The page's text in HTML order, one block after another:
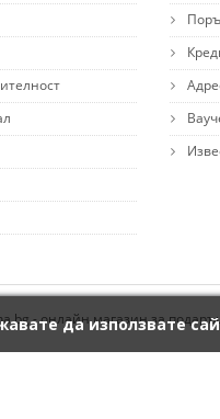
да използвате
- онлайн магазин за